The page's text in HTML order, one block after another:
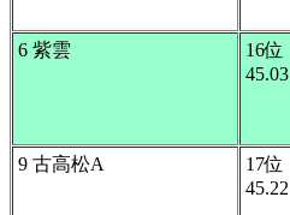
6 紫雲
16位
45.03
9 古高松A
17位
45.22